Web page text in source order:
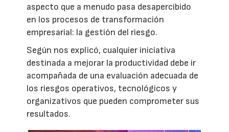
aspecto que a menudo pasa desapercibido
en los procesos de transformación
empresarial: la gestión del riesgo.
Según nos explicó, cualquier iniciativa
destinada a mejorar la productividad debe ir
acompañada de una evaluación adecuada de
los riesgos operativos, tecnológicos y
organizativos que pueden comprometer sus
resultados.